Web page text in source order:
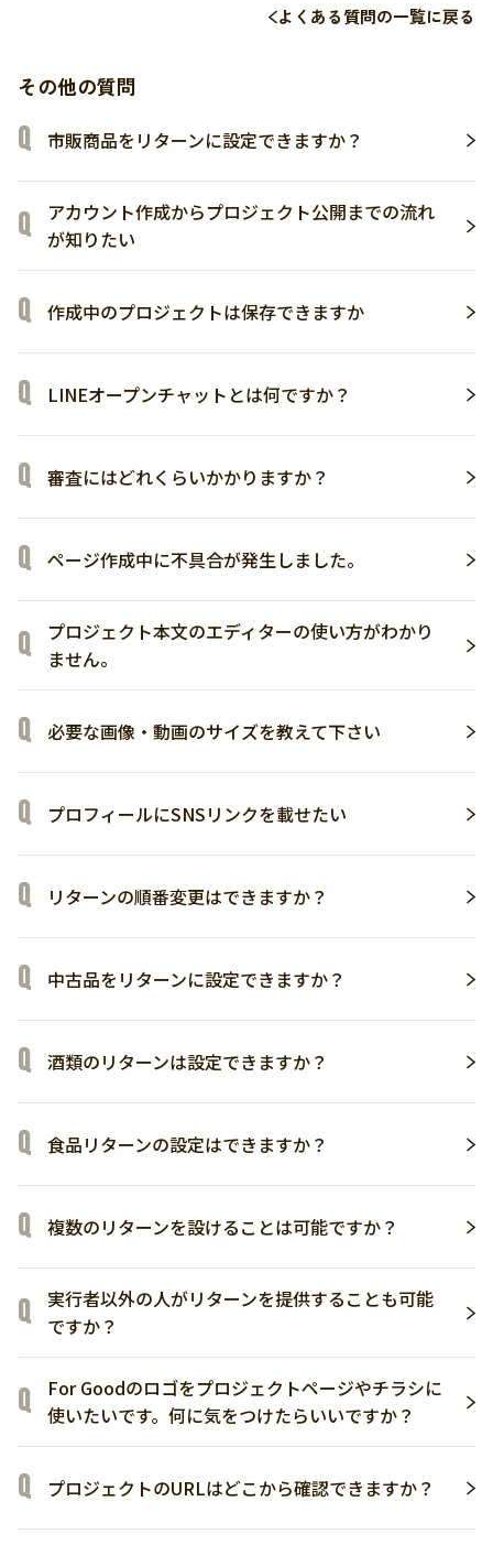
その他の質問
市販商品をリターンに設定できますか？
アカウント作成からプロジェクト公開までの流れ
が知りたい
作成中のプロジェクトは保存できますか
LINEオープンチャットとは何ですか？
審査にはどれくらいかかりますか？
ページ作成中に不具合が発生しました。
プロジェクト本文のエディターの使い方がわかり
ません。
必要な画像・動画のサイズを教えて下さい
プロフィールにSNSリンクを載せたい
リターンの順番変更はできますか？
中古品をリターンに設定できますか？
酒類のリターンは設定できますか？
食品リターンの設定はできますか？
複数のリターンを設けることは可能ですか？
実行者以外の人がリターンを提供することも可能
ですか？
For Goodのロゴをプロジェクトページやチラシに
使いたいです。何に気をつけたらいいですか？
プロジェクトのURLはどこから確認できますか？
よくある質問の一覧に戻る